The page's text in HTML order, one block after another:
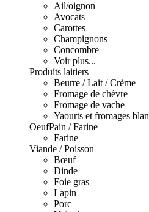
Ail/oignon
Avocats
Carottes
Champignons
Concombre
Voir plus...
Produits laitiers
Beurre / Lait / Crème
Fromage de chèvre
Fromage de vache
Yaourts et fromages
OeufPain / Farine
Farine
Viande / Poisson
Bœuf
Dinde
Foie gras
Lapin
Porc